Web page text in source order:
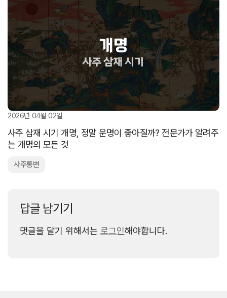
2026년 04월 02일
사주 삼재 시기 개명, 정말 운명이 좋아질까? 전문가가 알려주
는 개명의 모든 것
사주통변
답글 남기기
댓글을 달기 위해서는 로그인해야합니다.